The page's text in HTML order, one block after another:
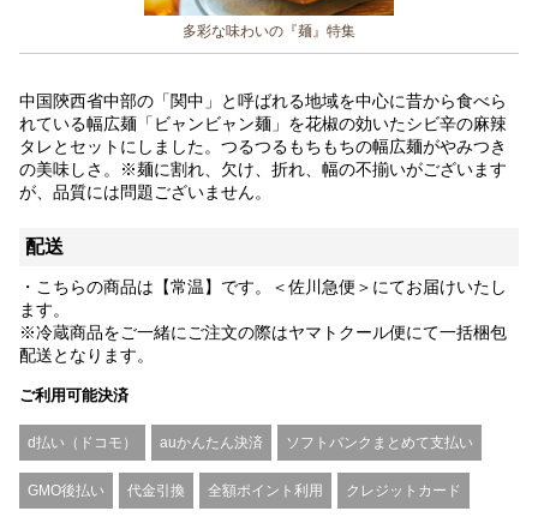
多彩な味わいの『麺』特集
中国陝西省中部の「関中」と呼ばれる地域を中心に昔から食べら
れている幅広麺「ビャンビャン麺」を花椒の効いたシビ辛の麻辣
タレとセットにしました。つるつるもちもちの幅広麺がやみつき
の美味しさ。※麺に割れ、欠け、折れ、幅の不揃いがございます
が、品質には問題ございません。
配送
・こちらの商品は【常温】です。＜佐川急便＞にてお届けいたし
ます。
※冷蔵商品をご一緒にご注文の際はヤマトクール便にて一括梱包
配送となります。
ご利用可能決済
d払い（ドコモ） auかんたん決済 ソフトバンクまとめて支払い
GMO後払い 代金引換 全額ポイント利用 クレジットカード